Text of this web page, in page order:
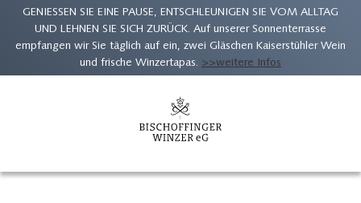
GENIESSEN SIE EINE PAUSE, ENTSCHLEUNIGEN SIE VOM ALLTAG
UND LEHNEN SIE SICH ZURÜCK. Auf unserer Sonnenterrasse
empfangen wir Sie täglich auf ein, zwei Gläschen Kaiserstühler Wein
und frische Winzertapas. >>weitere Infos